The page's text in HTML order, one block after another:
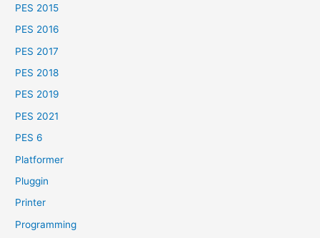
PES 2015
PES 2016
PES 2017
PES 2018
PES 2019
PES 2021
PES 6
Platformer
Pluggin
Printer
Programming